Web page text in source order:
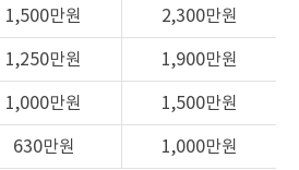
1,500만원
2,300만원
1,250만원
1,900만원
1,000만원
1,500만원
630만원 1,000만원